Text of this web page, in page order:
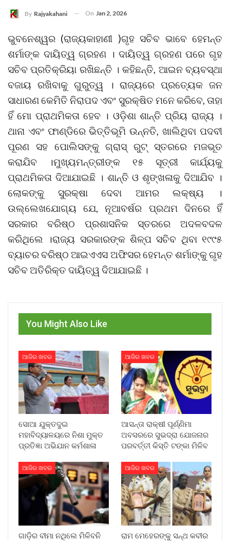
By Rajyakahani On Jan 2, 2026
ଭୁବନେଶ୍ୱର (ରାଜ୍ୟକାହାଣୀ )ଗୃହ ସଚିବ ଭାବେ ହେମନ୍ତ
ଶର୍ମାଙ୍କ ଦାୟିତ୍ୱ ଗ୍ରହଣ । ଦାୟିତ୍ୱ ଗ୍ରହଣ ପରେ ଗୃହ
ସଚିବ ପ୍ରତିକ୍ରିୟା ରଖିଛନ୍ତି । କହିଛନ୍ତି, ଆଇନ ବ୍ୟବସ୍ଥା
ବଜାୟ ରଖିବାକୁ ଗୁରୁତ୍ୱ । ରାଜ୍ୟରେ ପ୍ରତ୍ୟେକ ଜନ
ସାଧାରଣ କେମିତି ନିରାପଦ ଏବଂ ସୁରକ୍ଷିତ ମନେ କରିବେ, ତାହା
ହିଁ ମୋ ପ୍ରାଥମିକତା ହେବ । ଓଡ଼ିଶା ଶାନ୍ତି ପ୍ରିୟ ରାଜ୍ୟ ।
ଥାନା ଏବଂ ଫାଣ୍ଡିରେ ଭିତ୍ତିଭୂମି ଉନ୍ନତି, ଖାଲିଥିବା ପଦବୀ
ପୂରଣ ସହ ପୋଲିସଙ୍କୁ ଗ୍ରାସ୍ ରୁଟ୍ ସ୍ତରରେ ମଜଭୂତ
କରାଯିବ ।ମୁଖ୍ୟମନ୍ତ୍ରୀଙ୍କ ୧୫ ସୂତ୍ରୀ କାର୍ଯ୍ୟକୁ
ପ୍ରାଥମିକତା ଦିଆଯାଇଛି । ଶାନ୍ତି ଓ ଶୃଙ୍ଖଳାକୁ ଦିଆଯିବ ।
ଲୋକଙ୍କୁ ସୁରକ୍ଷା ଦେବା ଆମର ଲକ୍ଷ୍ୟ ।
ଉଲ୍ଲେଖଯୋଗ୍ୟ ଯେ, ନୂଆବର୍ଷର ପ୍ରଥମ ଦିନରେ ହିଁ
ସରକାର ବରିଷ୍ଠ ପ୍ରଶାସନିକ ସ୍ତରରେ ଅଦଳବଦଳ
କରିଥିଲେ ।ରାଜ୍ୟ ସରକାରଙ୍କ ଶିଳ୍ପ ସଚିବ ଥିବା ୧୯୯୫
ବ୍ୟାଚର ବରିଷ୍ଠ ଆଇଏଏସ ଅଫିସର ହେମନ୍ତ ଶର୍ମାଙ୍କୁ ଗୃହ
ସଚିବ ଅତିରିକ୍ତ ଦାୟିତ୍ୱ ଦିଆଯାଇଛି ।
You Might Also Like
ଆଜିର ଖବର
ସୋଆ ଯୁକ୍ତଦୁଇ
ମହାବିଦ୍ୟାଳୟରେ ନିଶା ମୁକ୍ତ
ପ୍ରତିଜ୍ଞା ଅଭିଯାନ କର୍ମଶାଳା
ଆଜିର ଖବର
ଆସନ୍ତା ରାକ୍ଷୀ ପୂର୍ଣ୍ଣିମା
ଅବସରରେ ସୁଭଦ୍ରା ଯୋଜନାର
ପରବର୍ତ୍ତୀ କିସ୍ତି ଟଙ୍କା ମିଳିବ
ଆଜିର ଖବର
ଗାଡ଼ିର ବୀମା ନଥିଲେ ମିଳିବନି
ଆଜିର ଖବର
ରାମ ମେହେରଙ୍କୁ ସନ୍ଥ କବୀର